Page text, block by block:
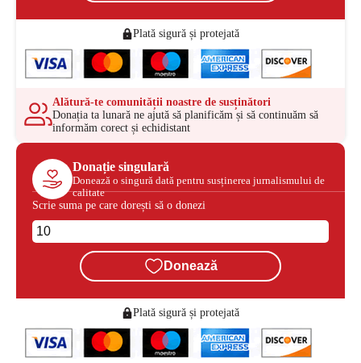
Plată sigură și protejată
Alătură-te comunității noastre de susținători
Donația ta lunară ne ajută să planificăm și să continuăm să
informăm corect și echidistant
Donație singulară
Donează o singură dată pentru susținerea jurnalismului de
calitate
Scrie suma pe care dorești să o donezi
Donează
Plată sigură și protejată